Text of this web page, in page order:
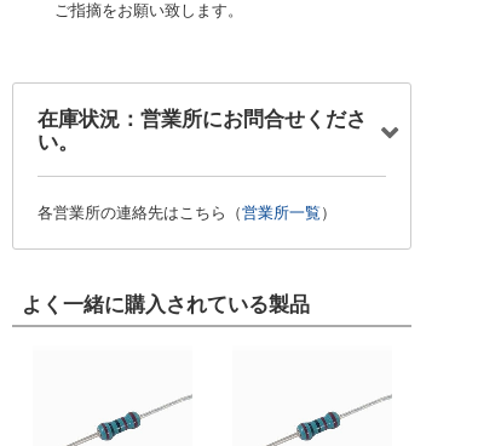
ご指摘をお願い致します。
在庫状況：営業所にお問合せくださ
い。
各営業所の連絡先はこちら（営業所一覧 ）
よく一緒に購入されている製品